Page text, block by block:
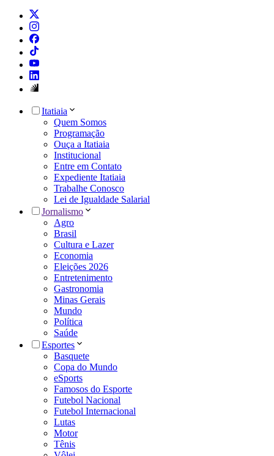
Itatiaia
Quem Somos
Programação
Ouça a Itatiaia
Institucional
Entre em Contato
Expediente Itatiaia
Trabalhe Conosco
Lei de Igualdade Salarial
Jornalismo
Agro
Brasil
Cultura e Lazer
Economia
Eleições 2026
Entretenimento
Gastronomia
Minas Gerais
Mundo
Política
Saúde
Esportes
Basquete
Copa do Mundo
eSports
Famosos do Esporte
Futebol Nacional
Futebol Internacional
Lutas
Motor
Tênis